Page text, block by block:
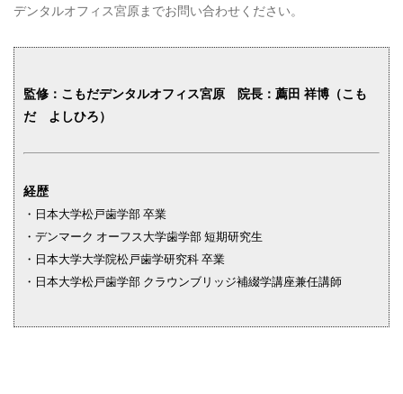
デンタルオフィス宮原までお問い合わせください。
監修： こもだデンタルオフィス宮原 院長：薦田 祥博（こも
だ よしひろ）
経歴
・日本大学松戸歯学部 卒業
・デンマーク オーフス大学歯学部 短期研究生
・日本大学大学院松戸歯学研究科 卒業
・日本大学松戸歯学部 クラウンブリッジ補綴学講座兼任講師